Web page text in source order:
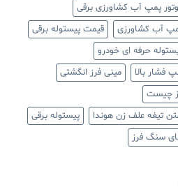
پمپ آب کشاورزی برقی
آب کشاورزی
قیمت پیستوله برقی
حرفه ای خودرو
فشار بالا
مینی فرز انگشتی
چیست
تیغه علف زن هوندا
پیستوله برقی
سنگ فرز